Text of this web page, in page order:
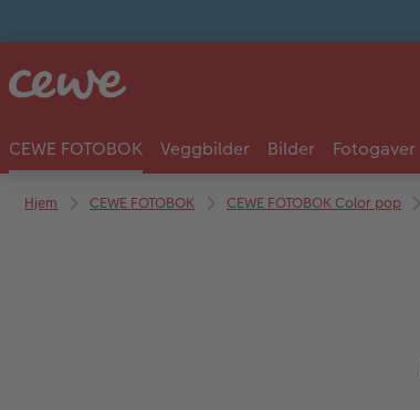
CEWE FOTOBOK Veggbilder Bilder Fotogaver
Hjem CEWE FOTOBOK CEWE FOTOBOK Color pop